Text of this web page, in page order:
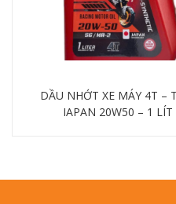
DẦU NHỚT XE MÁY 4T –
JAPAN 20W50 – 1 LÍT